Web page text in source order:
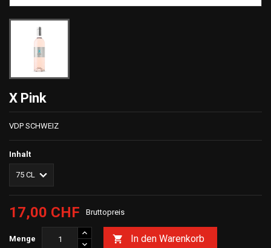
X Pink
VDP SCHWEIZ
Inhalt
17,00 CHF Bruttopreis
Menge  In den Warenkorb